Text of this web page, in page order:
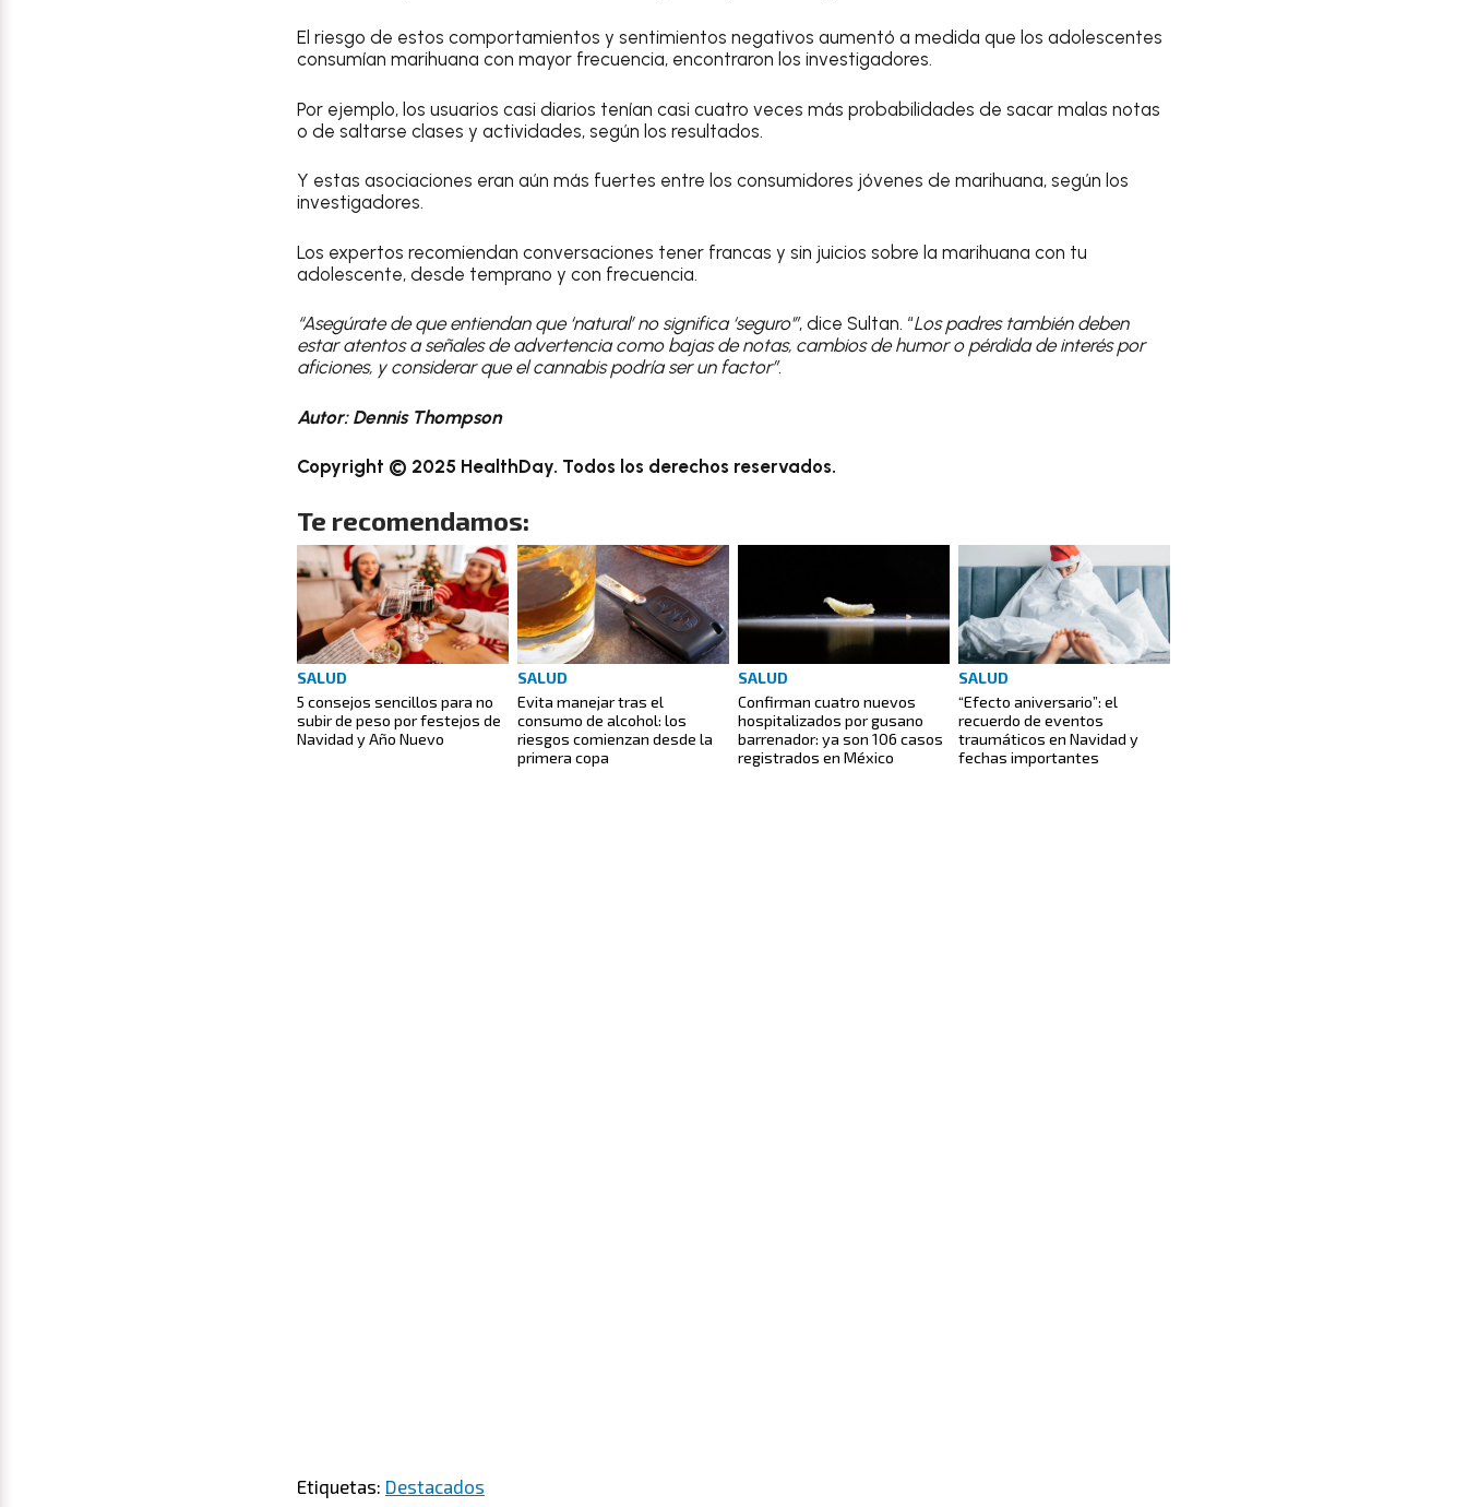
El riesgo de estos comportamientos y sentimientos negativos aumentó a medida que los adolescentes
consumían marihuana con mayor frecuencia, encontraron los investigadores.
Por ejemplo, los usuarios casi diarios tenían casi cuatro veces más probabilidades de sacar malas notas
o de saltarse clases y actividades, según los resultados.
Y estas asociaciones eran aún más fuertes entre los consumidores jóvenes de marihuana, según los
investigadores.
Los expertos recomiendan conversaciones tener francas y sin juicios sobre la marihuana con tu
adolescente, desde temprano y con frecuencia.
“Asegúrate de que entiendan que ‘natural’ no significa ‘seguro'”, dice Sultan. “Los padres también deben
estar atentos a señales de advertencia como bajas de notas, cambios de humor o pérdida de interés por
aficiones, y considerar que el cannabis podría ser un factor”.
Autor: Dennis Thompson
Copyright © 2025 HealthDay. Todos los derechos reservados.
Te recomendamos:
SALUD
5 consejos sencillos para no
subir de peso por festejos de
Navidad y Año Nuevo
SALUD
Evita manejar tras el
consumo de alcohol: los
riesgos comienzan desde la
primera copa
SALUD
Confirman cuatro nuevos
hospitalizados por gusano
barrenador: ya son 106 casos
registrados en México
SALUD
“Efecto aniversario”: el
recuerdo de eventos
traumáticos en Navidad y
fechas importantes
Etiquetas: Destacados